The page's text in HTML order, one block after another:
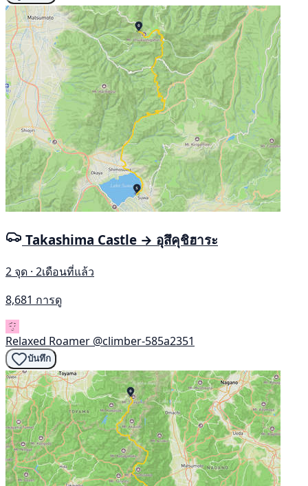
Takashima Castle → อุสึคุชิฮาระ
2 จุด · 2เดือนที่แล้ว
8,681 การดู
Relaxed Roamer @climber-585a2351
บันทึก